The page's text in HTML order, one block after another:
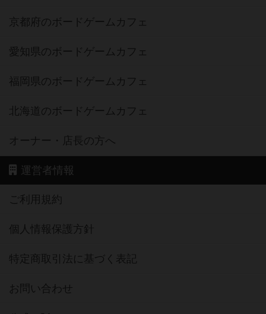
京都府のボードゲームカフェ
愛知県のボードゲームカフェ
福岡県のボードゲームカフェ
北海道のボードゲームカフェ
オーナー・店長の方へ
運営者情報
ご利用規約
個人情報保護方針
特定商取引法に基づく表記
お問い合わせ